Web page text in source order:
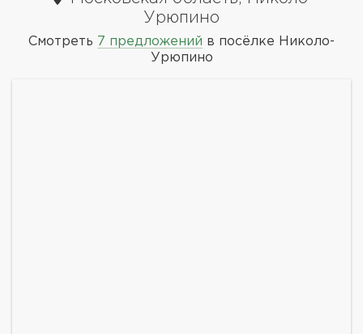
Урюпино
Смотреть 7 предложений в посёлке Николо-
Урюпино